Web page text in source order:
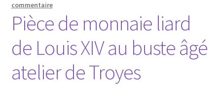
commentaire
Pièce de monnaie liard
de Louis XIV au buste âgé
atelier de Troyes